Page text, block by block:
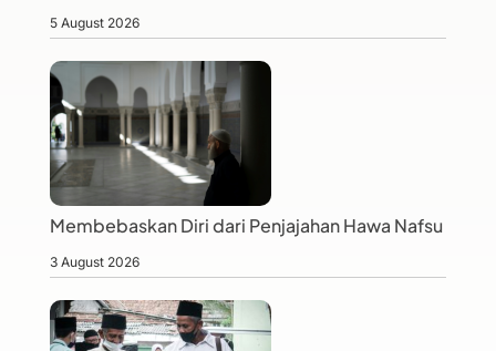
5 August 2026
Membebaskan Diri dari Penjajahan Hawa Nafsu
3 August 2026